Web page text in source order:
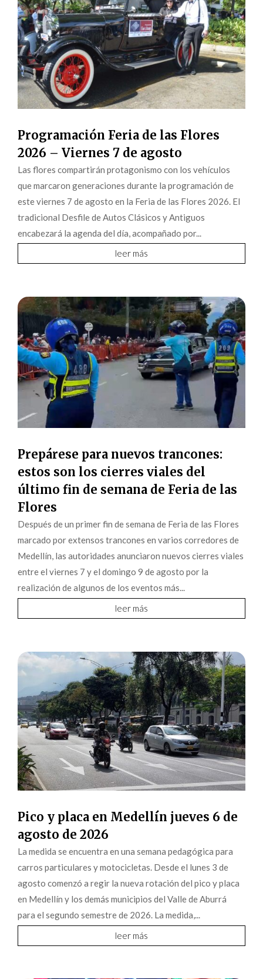
Programación Feria de las Flores
2026 – Viernes 7 de agosto
Las flores compartirán protagonismo con los vehículos
que marcaron generaciones durante la programación de
este viernes 7 de agosto en la Feria de las Flores 2026. El
tradicional Desfile de Autos Clásicos y Antiguos
encabezará la agenda del día, acompañado por...
leer más
Prepárese para nuevos trancones:
estos son los cierres viales del
último fin de semana de Feria de las
Flores
Después de un primer fin de semana de Feria de las Flores
marcado por extensos trancones en varios corredores de
Medellín, las autoridades anunciaron nuevos cierres viales
entre el viernes 7 y el domingo 9 de agosto por la
realización de algunos de los eventos más...
leer más
Pico y placa en Medellín jueves 6 de
agosto de 2026
La medida se encuentra en una semana pedagógica para
carros particulares y motocicletas. Desde el lunes 3 de
agosto comenzó a regir la nueva rotación del pico y placa
en Medellín y los demás municipios del Valle de Aburrá
para el segundo semestre de 2026. La medida,...
leer más